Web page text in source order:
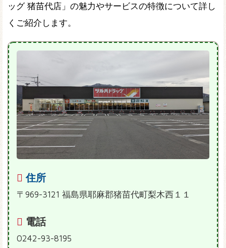
ッグ 猪苗代店」の魅力やサービスの特徴について詳し
くご紹介します。
住所
〒969-3121 福島県耶麻郡猪苗代町梨木西１１
電話
0242-93-8195